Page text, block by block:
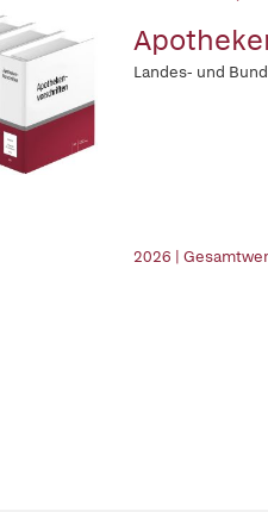
Landes- und
2026 |